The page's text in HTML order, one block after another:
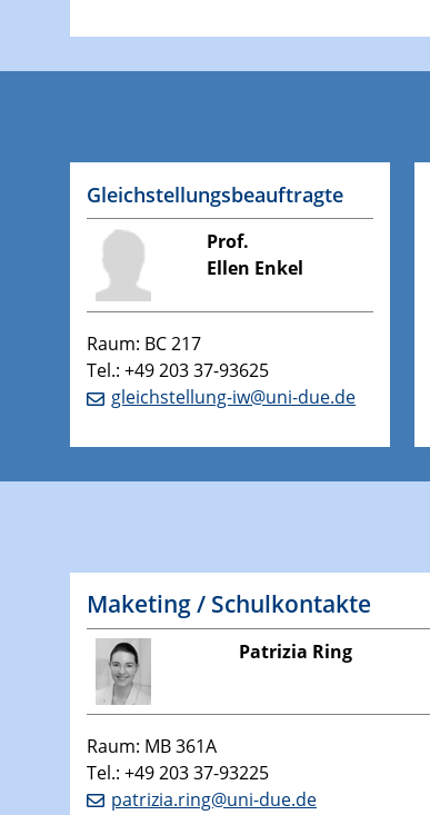
Gleichstellungsbeauftragte
Prof.
Ellen Enkel
Raum: BC 217
Tel.: +49 203 37-93625
gleichstellung-iw@uni-due.de
Maketing / Schulkontakte
Patrizia Ring
Raum: MB 361A
Tel.: +49 203 37-93225
patrizia.ring@uni-due.de